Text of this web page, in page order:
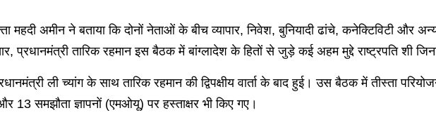
महदी अमीन ने बताया कि दोनों नेताओं के बीच व्यापार, निवेश, बुनियादी ढांचे, कनेक्टिविटी और
प्रधानमंत्री तारिक रहमान इस बैठक में बांग्लादेश के हितों से जुड़े कई अहम मुद्दे राष्ट्रपति शी
ली च्यांग के साथ तारिक रहमान की द्विपक्षीय वार्ता के बाद हुई। उस बैठक में तीस्ता
13 समझौता ज्ञापनों (एमओयू) पर हस्ताक्षर भी किए गए।